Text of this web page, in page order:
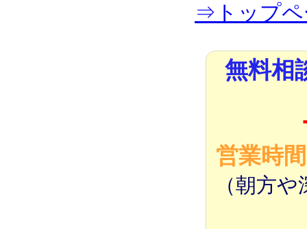
⇒トップペ
無料相
営業時
（朝方